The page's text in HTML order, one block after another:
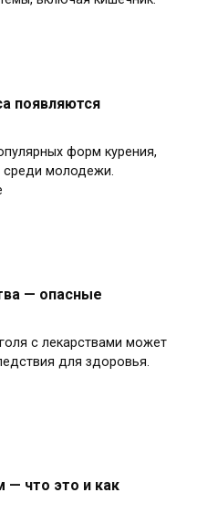
появляются
форм курения,
среди молодежи.
— опасные
с лекарствами может
для здоровья.
— что это и как